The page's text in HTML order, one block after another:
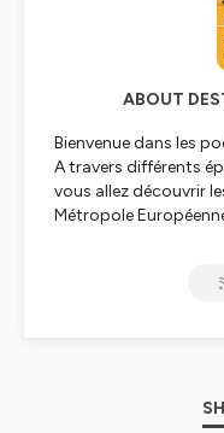
ABOUT
Bienvenue dans les
A travers différents
vous allez découvrir
Métropole